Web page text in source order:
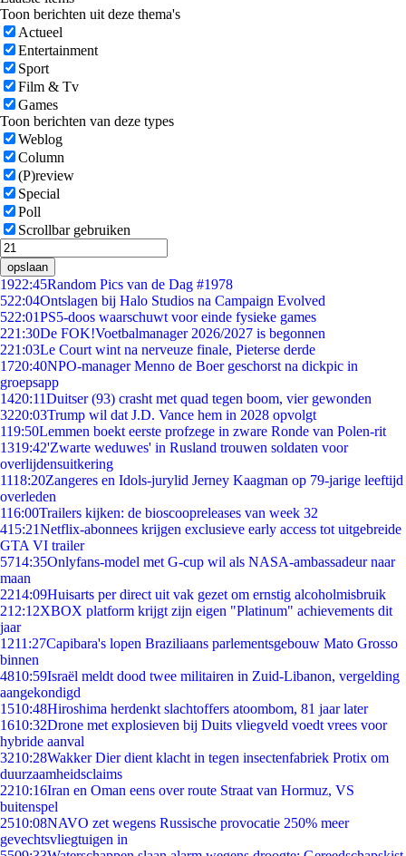
Toon berichten uit deze thema's
Actueel
Entertainment
Sport
Film & Tv
Games
Toon berichten van deze types
Weblog
Column
(P)review
Special
Poll
Scrollbar gebruiken
opslaan
1922:45Random Pics van de Dag #1978
522:04Ontslagen bij Halo Studios na Campaign Evolved
522:01PS5-doos waarschuwt voor einde fysieke games
221:30De FOK!Voetbalmanager 2026/2027 is begonnen
221:03Le Court wint na nerveuze finale, Pieterse derde
1720:40NPO-manager Menno de Boer geschorst na dickpic in
groepsapp
1420:11Duitser (93) crasht met quad tegen boom, vier gewonden
3220:03Trump wil dat J.D. Vance hem in 2028 opvolgt
119:50Lemmen boekt eerste profzege in zware Ronde van Polen-rit
1319:42'Zwarte weduwes' in Rusland trouwen soldaten voor
overlijdensuitkering
1118:20Zangeres en Idols-jurylid Jerney Kaagman op 79-jarige leeftijd
overleden
116:00Trailers kijken: de bioscoopreleases van week 32
415:21Netflix-abonnees krijgen exclusieve early access tot uitgebreide
GTA VI trailer
5714:35Onlyfans-model met G-cup wil als NASA-ambassadeur naar
maan
2214:09Huisarts per direct uit vak gezet om ernstig alcoholmisbruik
212:12XBOX platform krijgt zijn eigen "Platinum" achievements dit
jaar
1211:27Capibara's lopen Braziliaans parlementsgebouw Mato Grosso
binnen
4810:59Israël meldt dood twee militairen in Zuid-Libanon, vergelding
aangekondigd
1510:48Hiroshima herdenkt slachtoffers atoombom, 81 jaar later
1610:32Drone met explosieven bij Duits vliegveld voedt vrees voor
hybride aanval
3210:28Wakker Dier dient klacht in tegen insectenfabriek Protix om
duurzaamheidsclaims
2210:16Iran en Oman eens over route Straat van Hormuz, VS
buitenspel
2510:08NAVO zet wegens Russische provocatie 250% meer
gevechtsvliegtuigen in